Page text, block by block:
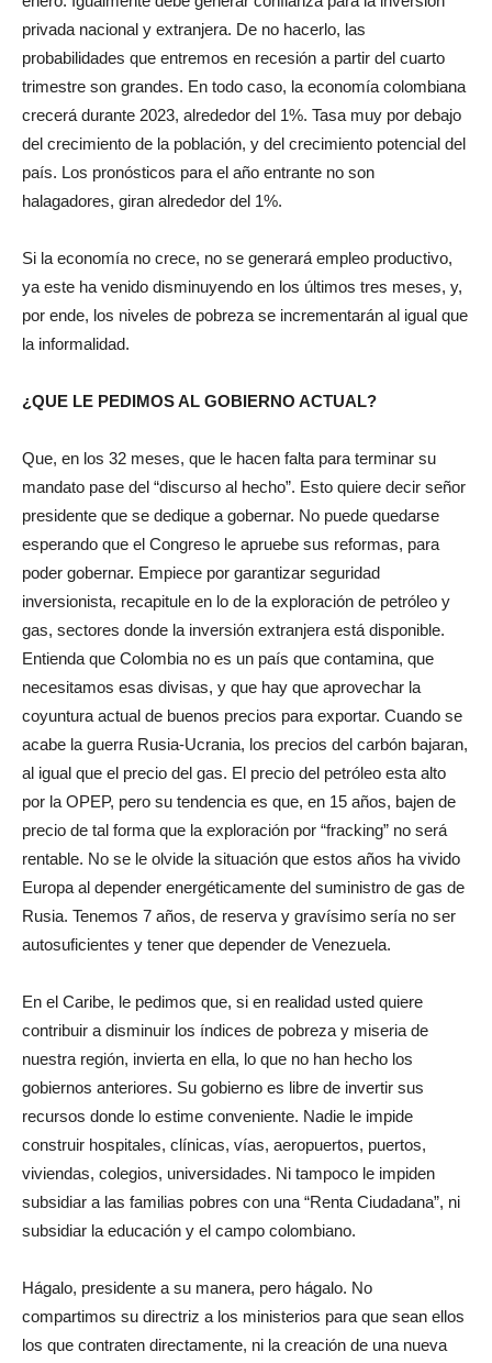
privada nacional y extranjera. De no hacerlo, las
probabilidades que entremos en recesión a partir del cuarto
trimestre son grandes. En todo caso, la economía colombiana
crecerá durante 2023, alrededor del 1%. Tasa muy por debajo
del crecimiento de la población, y del crecimiento potencial del
país. Los pronósticos para el año entrante no son
halagadores, giran alrededor del 1%.
Si la economía no crece, no se generará empleo productivo,
ya este ha venido disminuyendo en los últimos tres meses, y,
por ende, los niveles de pobreza se incrementarán al igual que
la informalidad.
¿QUE LE PEDIMOS AL GOBIERNO ACTUAL?
Que, en los 32 meses, que le hacen falta para terminar su
mandato pase del “discurso al hecho”. Esto quiere decir señor
presidente que se dedique a gobernar. No puede quedarse
esperando que el Congreso le apruebe sus reformas, para
poder gobernar. Empiece por garantizar seguridad
inversionista, recapitule en lo de la exploración de petróleo y
gas, sectores donde la inversión extranjera está disponible.
Entienda que Colombia no es un país que contamina, que
necesitamos esas divisas, y que hay que aprovechar la
coyuntura actual de buenos precios para exportar. Cuando se
acabe la guerra Rusia-Ucrania, los precios del carbón bajaran,
al igual que el precio del gas. El precio del petróleo esta alto
por la OPEP, pero su tendencia es que, en 15 años, bajen de
precio de tal forma que la exploración por “fracking” no será
rentable. No se le olvide la situación que estos años ha vivido
Europa al depender energéticamente del suministro de gas de
Rusia. Tenemos 7 años, de reserva y gravísimo sería no ser
autosuficientes y tener que depender de Venezuela.
En el Caribe, le pedimos que, si en realidad usted quiere
contribuir a disminuir los índices de pobreza y miseria de
nuestra región, invierta en ella, lo que no han hecho los
gobiernos anteriores. Su gobierno es libre de invertir sus
recursos donde lo estime conveniente. Nadie le impide
construir hospitales, clínicas, vías, aeropuertos, puertos,
viviendas, colegios, universidades. Ni tampoco le impiden
subsidiar a las familias pobres con una “Renta Ciudadana”, ni
subsidiar la educación y el campo colombiano.
Hágalo, presidente a su manera, pero hágalo. No
compartimos su directriz a los ministerios para que sean ellos
los que contraten directamente, ni la creación de una nueva